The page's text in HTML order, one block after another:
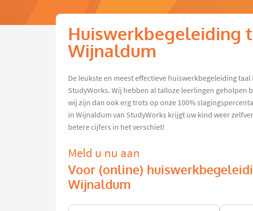
Huiswerkbegeleiding
Wijnaldum
De leukste en meest effectieve huiswerkbegeleiding
StudyWorks. Wij hebben al talloze leerlingen geholpen
wij zijn dan ook erg trots op onze 100%
in Wijnaldum van StudyWorks krijgt uw kind weer
betere cijfers in het verschiet!
Meld u nu aan
Voor (online)
Wijnaldum